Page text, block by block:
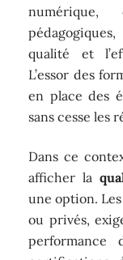
numérique,
qualité et
L’essor des
en place des
sans cesse les
Dans ce
afficher la
une option.
ou privés,
performance